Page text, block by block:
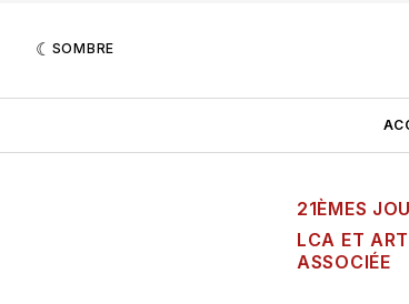
SOMBRE
21ÈMES
LCA ET
ASSOCIÉE